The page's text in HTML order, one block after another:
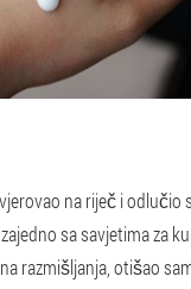
na riječ i
sa savjetima za
razmišljanja, otišao